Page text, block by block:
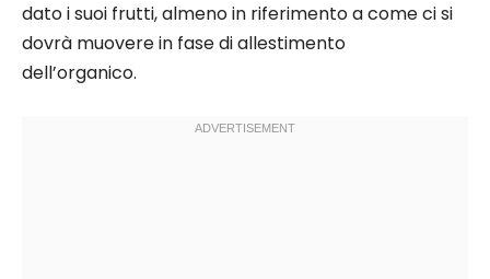
dato i suoi frutti, almeno in riferimento a come ci si
dovrà muovere in fase di allestimento
dell’organico.